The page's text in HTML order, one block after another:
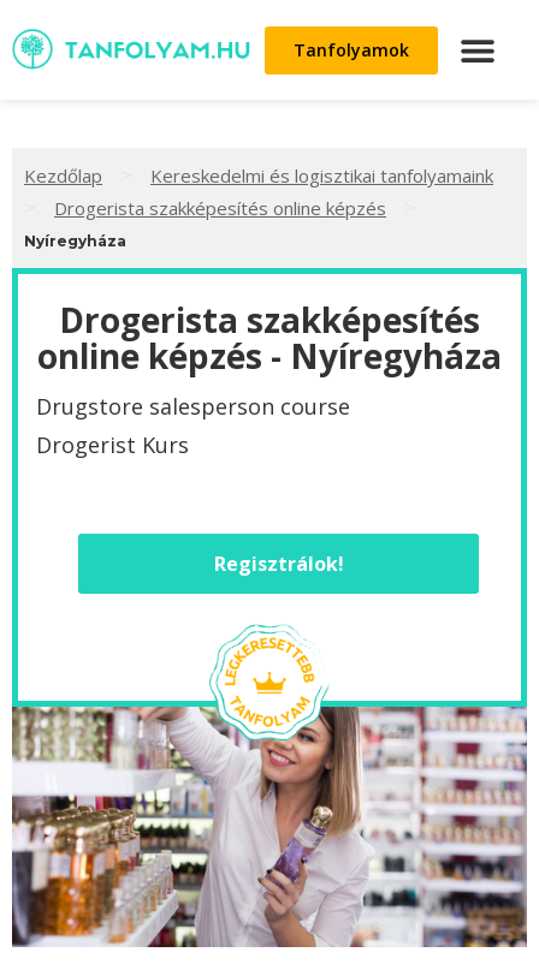
Tanfolyamok
Kezdőlap Kereskedelmi és logisztikai tanfolyamaink
Drogerista szakképesítés online képzés
Nyíregyháza
Drogerista szakképesítés
online képzés - Nyíregyháza
Drugstore salesperson course
Drogerist Kurs
Regisztrálok!